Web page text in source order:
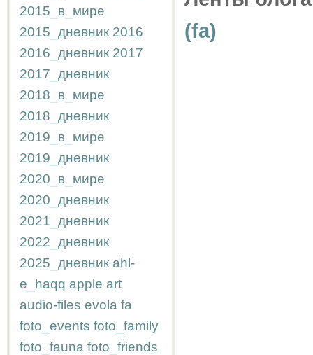
2015_в_мире
2015_дневник 2016
2016_дневник 2017
2017_дневник
2018_в_мире
2018_дневник
2019_в_мире
2019_дневник
2020_в_мире
2020_дневник
2021_дневник
2022_дневник
2025_дневник ahl-
e_haqq apple art
audio-files evola fa
foto_events foto_family
foto_fauna foto_friends
(fa)